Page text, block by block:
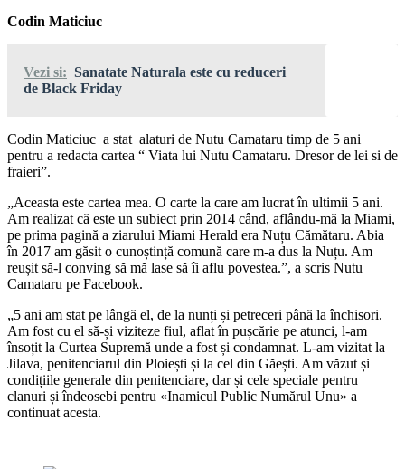
Codin Maticiuc
Vezi si: Sanatate Naturala este cu reduceri
de Black Friday
Codin Maticiuc a stat alaturi de Nutu Camataru timp de 5 ani
pentru a redacta cartea “ Viata lui Nutu Camataru. Dresor de lei si de
fraieri”.
„Aceasta este cartea mea. O carte la care am lucrat în ultimii 5 ani.
Am realizat că este un subiect prin 2014 când, aflându-mă la Miami,
pe prima pagină a ziarului Miami Herald era Nuțu Cămătaru. Abia
în 2017 am găsit o cunoștință comună care m-a dus la Nuțu. Am
reușit să-l conving să mă lase să îi aflu povestea.”, a scris Nutu
Camataru pe Facebook.
„5 ani am stat pe lângă el, de la nunți și petreceri până la închisori.
Am fost cu el să-și viziteze fiul, aflat în pușcărie pe atunci, l-am
însoțit la Curtea Supremă unde a fost și condamnat. L-am vizitat la
Jilava, penitenciarul din Ploiești și la cel din Găești. Am văzut și
condițiile generale din penitenciare, dar și cele speciale pentru
clanuri și îndeosebi pentru «Inamicul Public Numărul Unu» a
continuat acesta.